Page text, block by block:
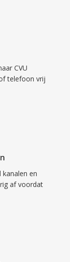
CVU
telefoon vrij
en
af voordat